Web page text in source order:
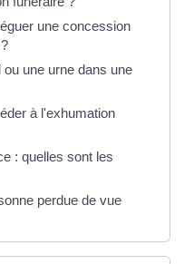
une concession
une urne dans une
à l'exhumation
: quelles sont les
perdue de vue